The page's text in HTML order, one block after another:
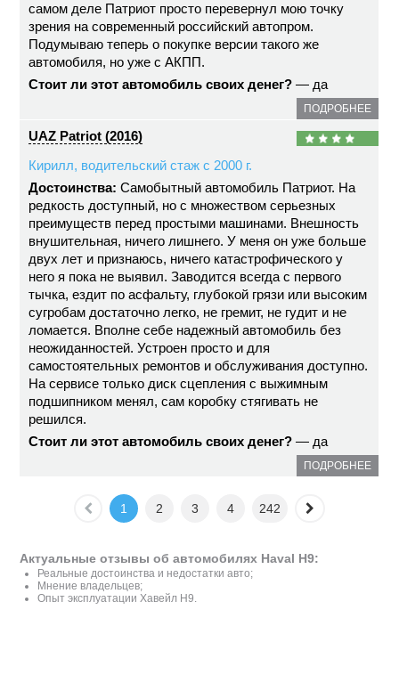
самом деле Патриот просто перевернул мою точку
зрения на современный российский автопром.
Подумываю теперь о покупке версии такого же
автомобиля, но уже с АКПП.
Стоит ли этот автомобиль своих денег? — да
ПОДРОБНЕЕ
UAZ Patriot (2016)
Кирилл, водительский стаж с 2000 г.
Достоинства: Самобытный автомобиль Патриот. На
редкость доступный, но с множеством серьезных
преимуществ перед простыми машинами. Внешность
внушительная, ничего лишнего. У меня он уже больше
двух лет и признаюсь, ничего катастрофического у
него я пока не выявил. Заводится всегда с первого
тычка, ездит по асфальту, глубокой грязи или высоким
сугробам достаточно легко, не гремит, не гудит и не
ломается. Вполне себе надежный автомобиль без
неожиданностей. Устроен просто и для
самостоятельных ремонтов и обслуживания доступно.
На сервисе только диск сцепления с выжимным
подшипником менял, сам коробку стягивать не
решился.
Стоит ли этот автомобиль своих денег? — да
ПОДРОБНЕЕ
1 2 3 4 242
Актуальные отзывы об автомобилях Haval H9:
Реальные достоинства и недостатки авто;
Мнение владельцев;
Опыт эксплуатации Хавейл H9.